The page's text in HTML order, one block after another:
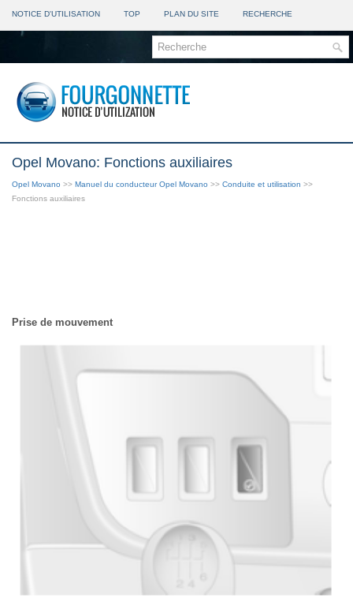
NOTICE D'UTILISATION TOP PLAN DU SITE RECHERCHE
Opel Movano: Fonctions auxiliaires
Opel Movano >> Manuel du conducteur Opel Movano >> Conduite et utilisation >>
Fonctions auxiliaires
Prise de mouvement